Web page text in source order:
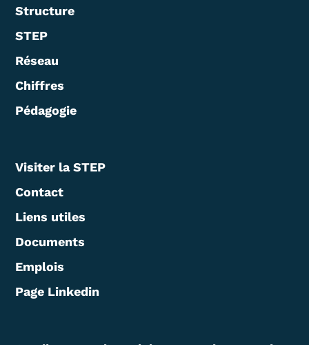
Structure
STEP
Réseau
Chiffres
Pédagogie
Visiter la STEP
Contact
Liens utiles
Documents
Emplois
Page Linkedin